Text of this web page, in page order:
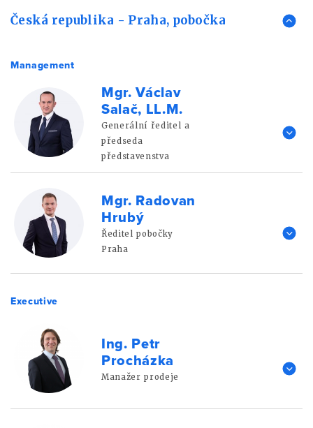
Česká republika - Praha, pobočka
Management
Mgr. Václav
Salač, LL.M.
Generální ředitel a
předseda
představenstva
Mgr. Radovan
Hrubý
Ředitel pobočky
Praha
Executive
Ing. Petr
Procházka
Manažer prodeje